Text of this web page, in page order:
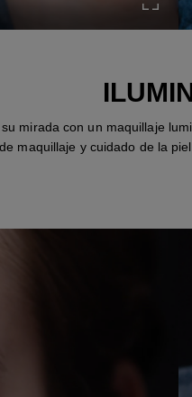
mirada con un maquillaje
maquillaje y cuidado de la